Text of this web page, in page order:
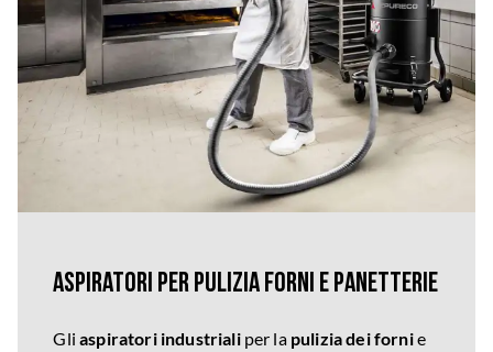
Aspiratori per pulizia forni e panetterie
Gliaspiratori industriali per la pulizia dei fornie